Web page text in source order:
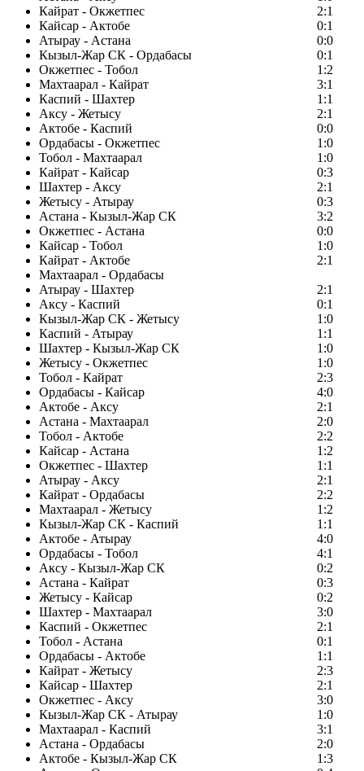
Кайрат - Окжетпес
2:1
Кайсар - Актобе
0:1
Атырау - Астана
0:0
Кызыл-Жар СК - Ордабасы
0:1
Окжетпес - Тобол
1:2
Махтаарал - Кайрат
3:1
Каспий - Шахтер
1:1
Аксу - Жетысу
2:1
Актобе - Каспий
0:0
Ордабасы - Окжетпес
1:0
Тобол - Махтаарал
1:0
Кайрат - Кайсар
0:3
Шахтер - Аксу
2:1
Жетысу - Атырау
0:3
Астана - Кызыл-Жар СК
3:2
Окжетпес - Астана
0:0
Кайсар - Тобол
1:0
Кайрат - Актобе
2:1
Махтаарал - Ордабасы
Атырау - Шахтер
2:1
Аксу - Каспий
0:1
Кызыл-Жар СК - Жетысу
1:0
Каспий - Атырау
1:1
Шахтер - Кызыл-Жар СК
1:0
Жетысу - Окжетпес
1:0
Тобол - Кайрат
2:3
Ордабасы - Кайсар
4:0
Актобе - Аксу
2:1
Астана - Махтаарал
2:0
Тобол - Актобе
2:2
Кайсар - Астана
1:2
Окжетпес - Шахтер
1:1
Атырау - Аксу
2:1
Кайрат - Ордабасы
2:2
Махтаарал - Жетысу
1:2
Кызыл-Жар СК - Каспий
1:1
Актобе - Атырау
4:0
Ордабасы - Тобол
4:1
Аксу - Кызыл-Жар СК
0:2
Астана - Кайрат
0:3
Жетысу - Кайсар
0:2
Шахтер - Махтаарал
3:0
Каспий - Окжетпес
2:1
Тобол - Астана
0:1
Ордабасы - Актобе
1:1
Кайрат - Жетысу
2:3
Кайсар - Шахтер
2:1
Окжетпес - Аксу
3:0
Кызыл-Жар СК - Атырау
1:0
Махтаарал - Каспий
3:1
Астана - Ордабасы
2:0
Актобе - Кызыл-Жар СК
1:3